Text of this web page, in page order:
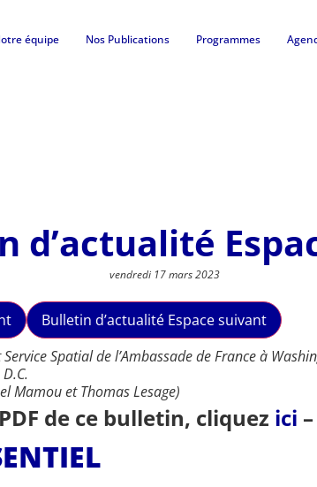
équipe Nos Publications Programmes
d’actualité
vendredi 17 mars 2023
Bulletin d’actualité Espace suivant
Spatial de l’Ambassade de France à
D.C.
Mamou et Thomas Lesage)
de ce bulletin, cliquez ici –